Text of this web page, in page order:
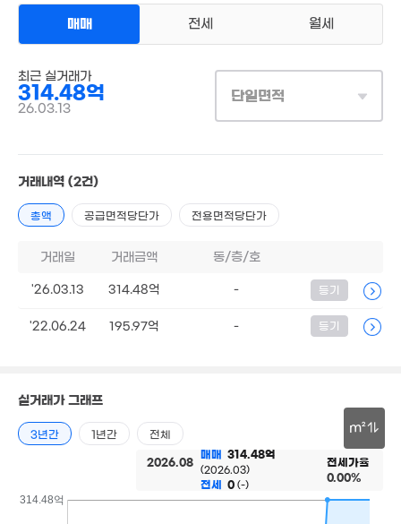
/연938m²
103.16억
'26. 03
'23. 10
1.05억
72m²
2,189만
'17. 05
m²
매매 전세 월세
최근 실거래가
314.48억
26.03.13
단일면적
거래내역 (2건)
총액 공급면적당단가 전용면적당단가
거래일 거래금액 동/층/호
'26.03.13 314.48억 - 등기
'22.06.24 195.97억 - 등기
실거래가 그래프
3년간 1년간 전체
2026.08
매매 314.48억
(2026.03)
전세 0 (-)
전세가율
0.00%
314.48억